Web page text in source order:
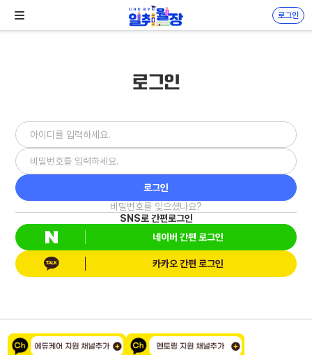
로그인
로그인
비밀번호를 잊으셨나요?
SNS로 간편로그인
네이버 간편 로그인
카카오 간편 로그인